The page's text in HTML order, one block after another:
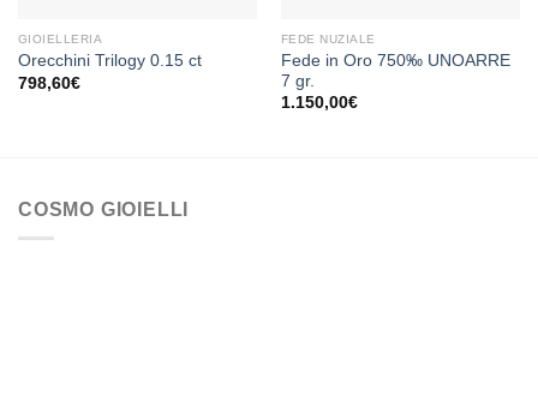
GIOIELLERIA
Orecchini Trilogy 0.15 ct
798,60€
FEDE NUZIALE
Fede in Oro 750‰ UNOARRE
7 gr.
1.150,00€
COSMO GIOIELLI